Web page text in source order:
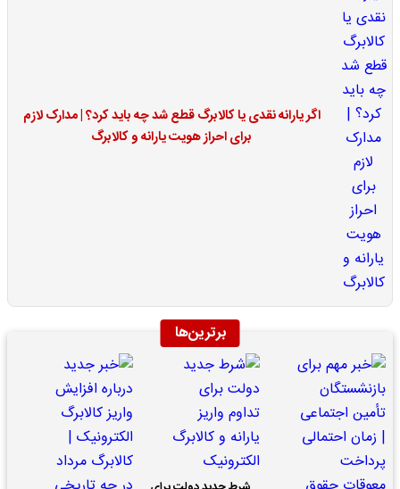
اگر یارانه نقدی یا کالابرگ قطع شد چه باید کرد؟ | مدارک لازم
برای احراز هویت یارانه و کالابرگ
برترین‌ها